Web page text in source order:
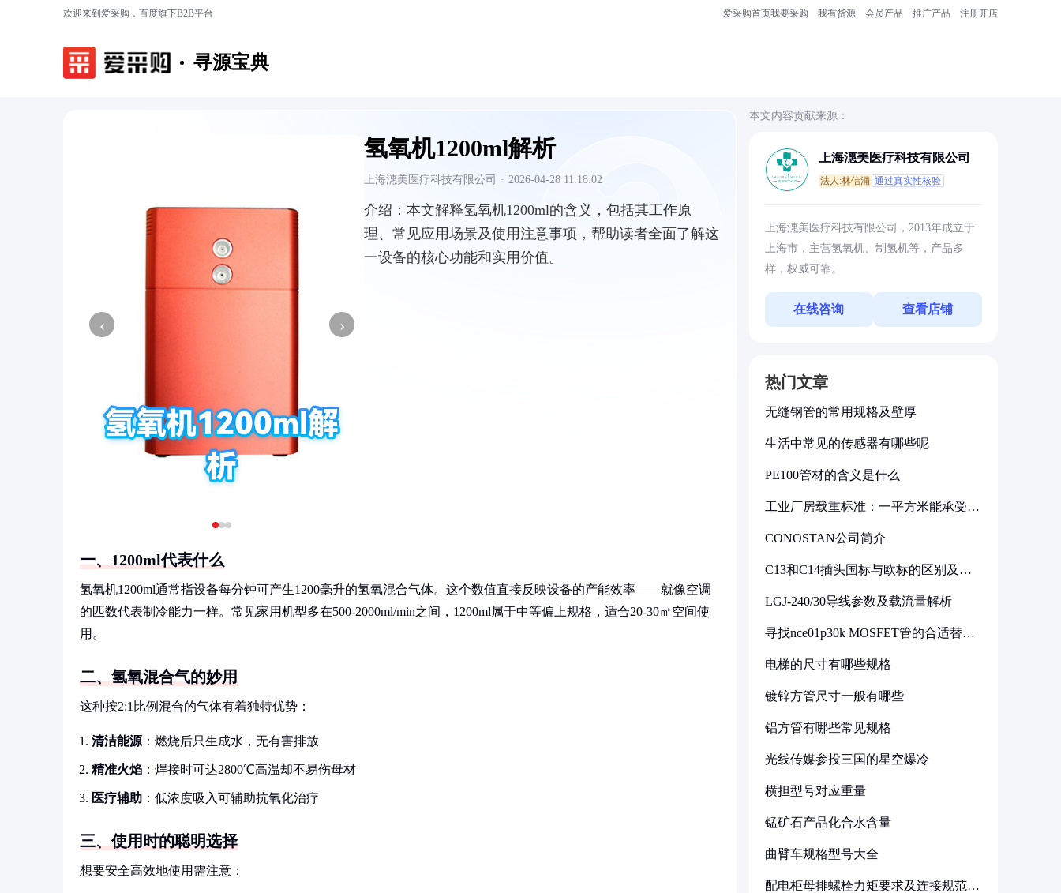
欢迎来到爱采购，百度旗下B2B平台 爱采购首页我要采购 我有货源 会员产品 推广产品 注册开店
寻源宝典
‹ ›
氢氧机1200ml解析
上海潓美医疗科技有限公司 · 2026-04-28 11:18:02
介绍： 本文解释氢氧机1200ml的含义，包括其工作原
理、常见应用场景及使用注意事项，帮助读者全面了解这
一设备的核心功能和实用价值。
一、1200ml代表什么
氢氧机1200ml通常指设备每分钟可产生1200毫升的氢氧混合气体。这个数值直接反映设备的产能效率——就像空调
的匹数代表制冷能力一样。常见家用机型多在500-2000ml/min之间，1200ml属于中等偏上规格，适合20-30㎡空间使
用。
二、氢氧混合气的妙用
这种按2:1比例混合的气体有着独特优势：
清洁能源 ：燃烧后只生成水，无有害排放
精准火焰 ：焊接时可达2800℃高温却不易伤母材
医疗辅助 ：低浓度吸入可辅助抗氧化治疗
三、使用时的聪明选择
想要安全高效地使用需注意：
本文内容贡献来源：
上海潓美医疗科技有限公司
法人:林信涌 通过真实性核验
上海潓美医疗科技有限公司，2013年成立于
上海市，主营氢氧机、制氢机等，产品多
样，权威可靠。
在线咨询 查看店铺
热门文章
无缝钢管的常用规格及壁厚
生活中常见的传感器有哪些呢
PE100管材的含义是什么
工业厂房载重标准：一平方米能承受多
CONOSTAN公司简介
C13和C14插头国标与欧标的区别及其
LGJ-240/30导线参数及载流量解析
寻找nce01p30k MOSFET管的合适替代
电梯的尺寸有哪些规格
镀锌方管尺寸一般有哪些
铝方管有哪些常见规格
光线传媒参投三国的星空爆冷
横担型号对应重量
锰矿石产品化合水含量
曲臂车规格型号大全
配电柜母排螺栓力矩要求及连接规范详